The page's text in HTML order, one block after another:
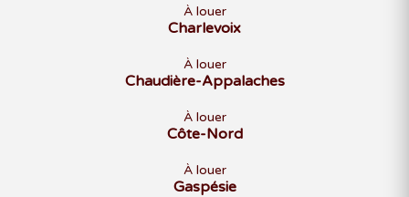
À louer
Charlevoix
À louer
Chaudière-Appalaches
À louer
Côte-Nord
À louer
Gaspésie